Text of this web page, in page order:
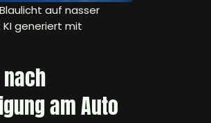
auf nasser
generiert mit
am Auto